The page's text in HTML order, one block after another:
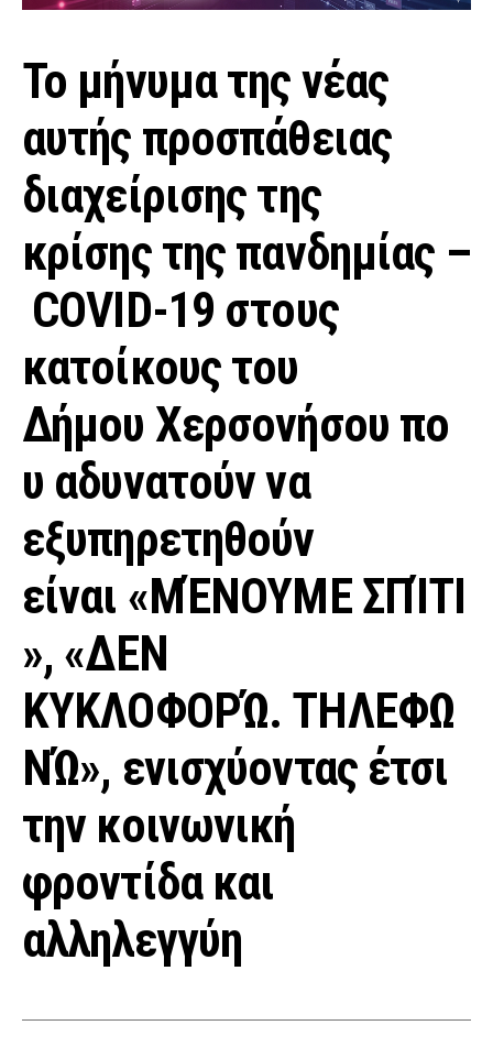
Το μήνυμα της νέας
αυτής προσπάθειας
διαχείρισης της
κρίσης της πανδημίας –
COVID-19 στους
κατοίκους του
Δήμου Χερσονήσου πο
υ αδυνατούν να
εξυπηρετηθούν
είναι «ΜΈΝΟΥΜΕ ΣΠΊΤΙ
», «ΔΕΝ
ΚΥΚΛΟΦΟΡΏ. ΤΗΛΕΦΩ
ΝΏ», ενισχύοντας έτσι
την κοινωνική
φροντίδα και
αλληλεγγύη